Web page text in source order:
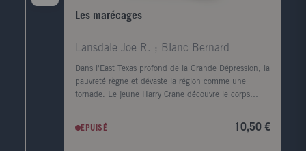
Les marécages
Lansdale Joe R. ; Blanc Bernard
Dans l'East Texas profond de la Grande Dépression, la
pauvreté règne et dévaste la région comme une
tornade. Le jeune Harry Crane découvre le corps
de l'Homme-chèvre, un monstre de légende. Le
EPUISÉ 10,50 €